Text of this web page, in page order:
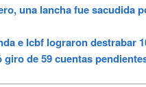
una lancha fue sacudida
e Icbf lograron destrabar
de 59 cuentas